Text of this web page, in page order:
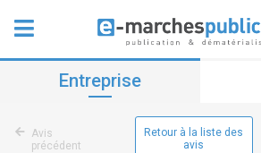
Entreprise
Avis
précédent
Retour à la liste des
avis